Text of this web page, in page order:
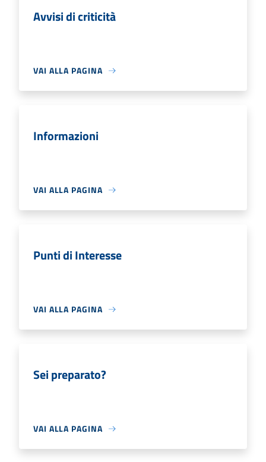
Avvisi di criticità
VAI ALLA PAGINA
Informazioni
VAI ALLA PAGINA
Punti di Interesse
VAI ALLA PAGINA
Sei preparato?
VAI ALLA PAGINA